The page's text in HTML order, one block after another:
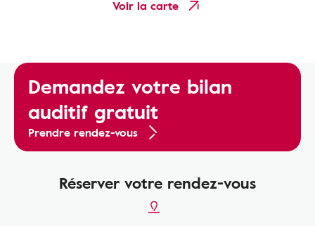
Voir la carte
Demandez votre bilan
auditif gratuit
Prendre rendez-vous
Réserver votre rendez-vous